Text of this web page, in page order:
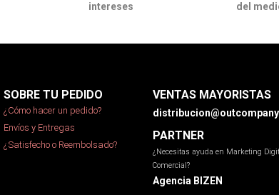
intereses
del
SOBRE TU PEDIDO
¿Cómo hacer un pedido?
Envíos y Entregas
¿Satisfecho o Reembolsado?
VENTAS MAYORISTAS
PARTNER
¿Necesitas ayuda en Marketing
Comercial?
Agencia BIZEN